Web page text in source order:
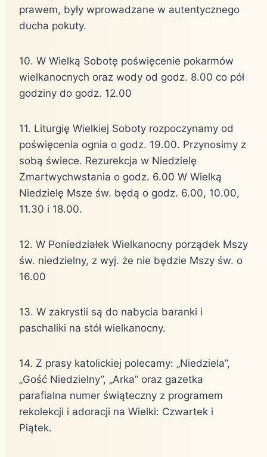
prawem, były wprowadzane w autentycznego
ducha pokuty.
10. W Wielką Sobotę poświęcenie pokarmów
wielkanocnych oraz wody od godz. 8.00 co pół
godziny do godz. 12.00
11. Liturgię Wielkiej Soboty rozpoczynamy od
poświęcenia ognia o godz. 19.00. Przynosimy z
sobą świece. Rezurekcja w Niedzielę
Zmartwychwstania o godz. 6.00 W Wielką
Niedzielę Msze św. będą o godz. 6.00, 10.00,
11.30 i 18.00.
12. W Poniedziałek Wielkanocny porządek Mszy
św. niedzielny, z wyj. że nie będzie Mszy św. o
16.00
13. W zakrystii są do nabycia baranki i
paschaliki na stół wielkanocny.
14. Z prasy katolickiej polecamy: „Niedziela”,
„Gość Niedzielny”, „Arka” oraz gazetka
parafialna numer świąteczny z programem
rekolekcji i adoracji na Wielki: Czwartek i
Piątek.